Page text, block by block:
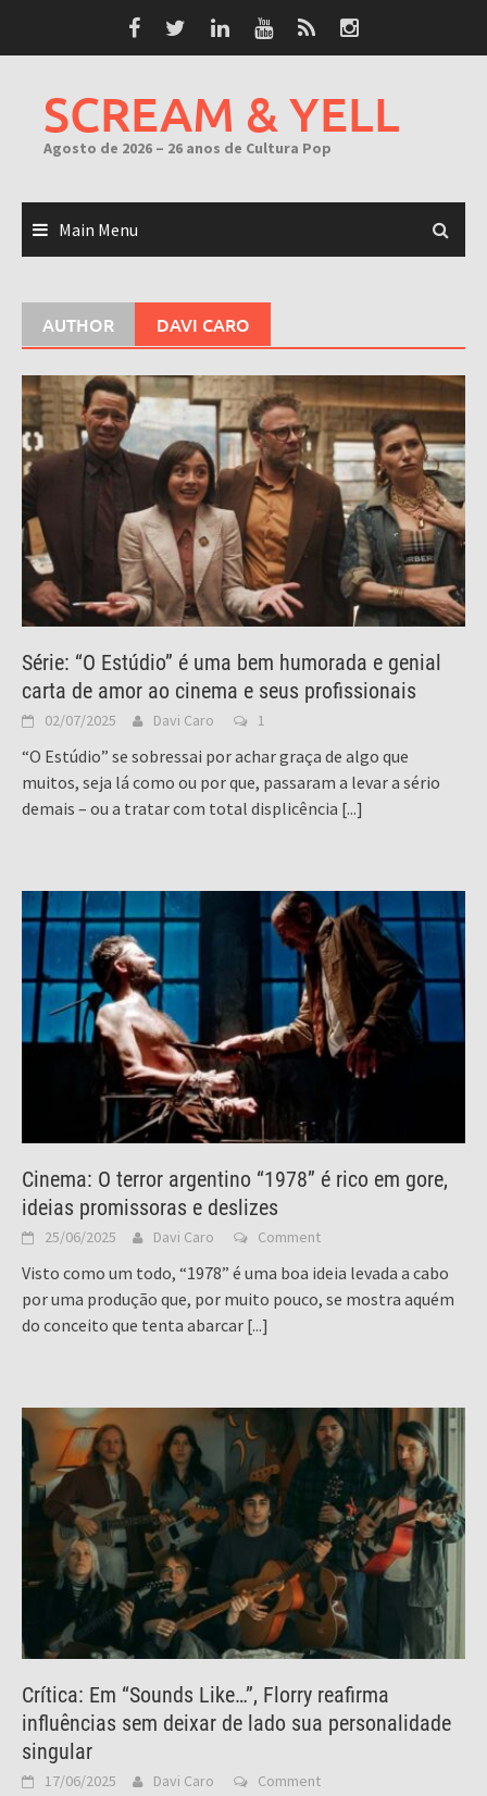
SCREAM & YELL
Agosto de 2026 – 26 anos de Cultura Pop
Main Menu
AUTHOR DAVI CARO
Série: “O Estúdio” é uma bem humorada e genial
carta de amor ao cinema e seus profissionais
02/07/2025 Davi Caro 1
“O Estúdio” se sobressai por achar graça de algo que
muitos, seja lá como ou por que, passaram a levar a sério
demais – ou a tratar com total displicência [...]
Cinema: O terror argentino “1978” é rico em gore,
ideias promissoras e deslizes
25/06/2025 Davi Caro Comment
Visto como um todo, “1978” é uma boa ideia levada a cabo
por uma produção que, por muito pouco, se mostra aquém
do conceito que tenta abarcar [...]
Crítica: Em “Sounds Like…”, Florry reafirma
influências sem deixar de lado sua personalidade
singular
17/06/2025 Davi Caro Comment